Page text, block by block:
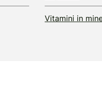
Vitamini in